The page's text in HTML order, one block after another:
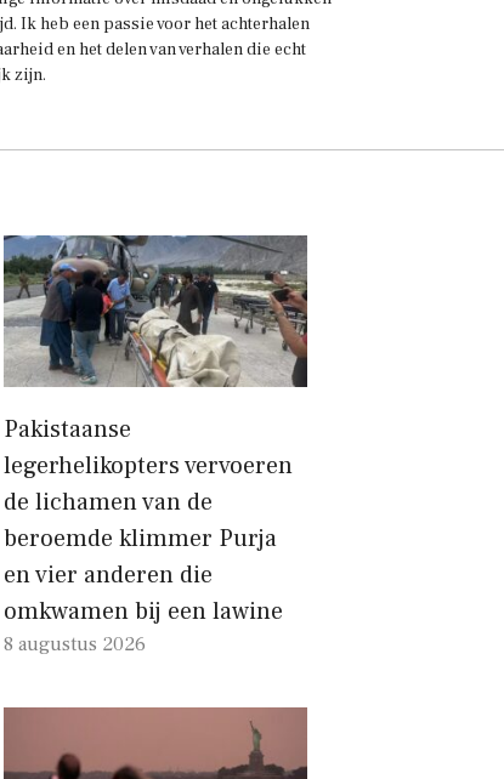
Ik heb een passie voor het achterhalen
en het delen van verhalen die echt
zijn.
Pakistaanse
legerhelikopters vervoeren
de lichamen van de
beroemde klimmer Purja
en vier anderen die
omkwamen bij een lawine
8 augustus 2026